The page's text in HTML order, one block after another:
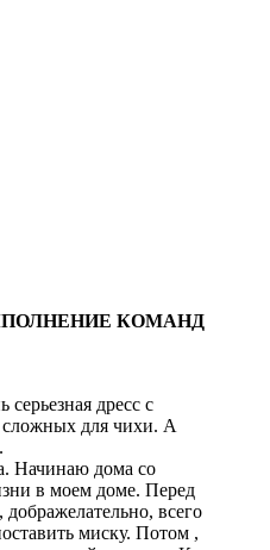
КОМАНД
дресс с
для чихи. А
Начинаю дома со
в моем доме. Перед
всего
миску. Потом ,